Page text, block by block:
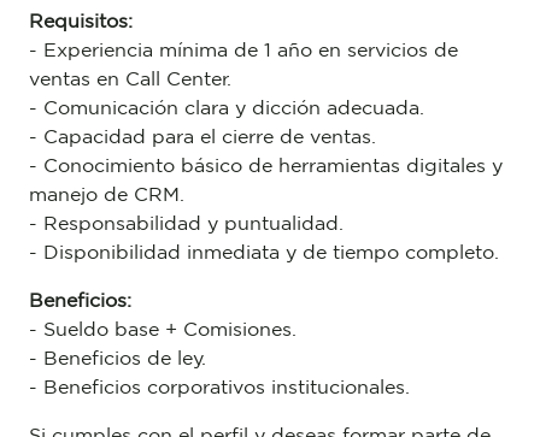
Requisitos:
- Experiencia mínima de 1 año en servicios de
ventas en Call Center.
- Comunicación clara y dicción adecuada.
- Capacidad para el cierre de ventas.
- Conocimiento básico de herramientas digitales y
manejo de CRM.
- Responsabilidad y puntualidad.
- Disponibilidad inmediata y de tiempo completo.
Beneficios:
- Sueldo base + Comisiones.
- Beneficios de ley.
- Beneficios corporativos institucionales.